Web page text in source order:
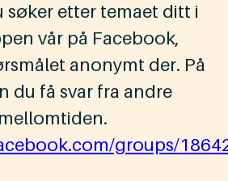
søker etter temaet ditt i
vår på Facebook,
anonymt der. På
du få svar fra andre
groups/